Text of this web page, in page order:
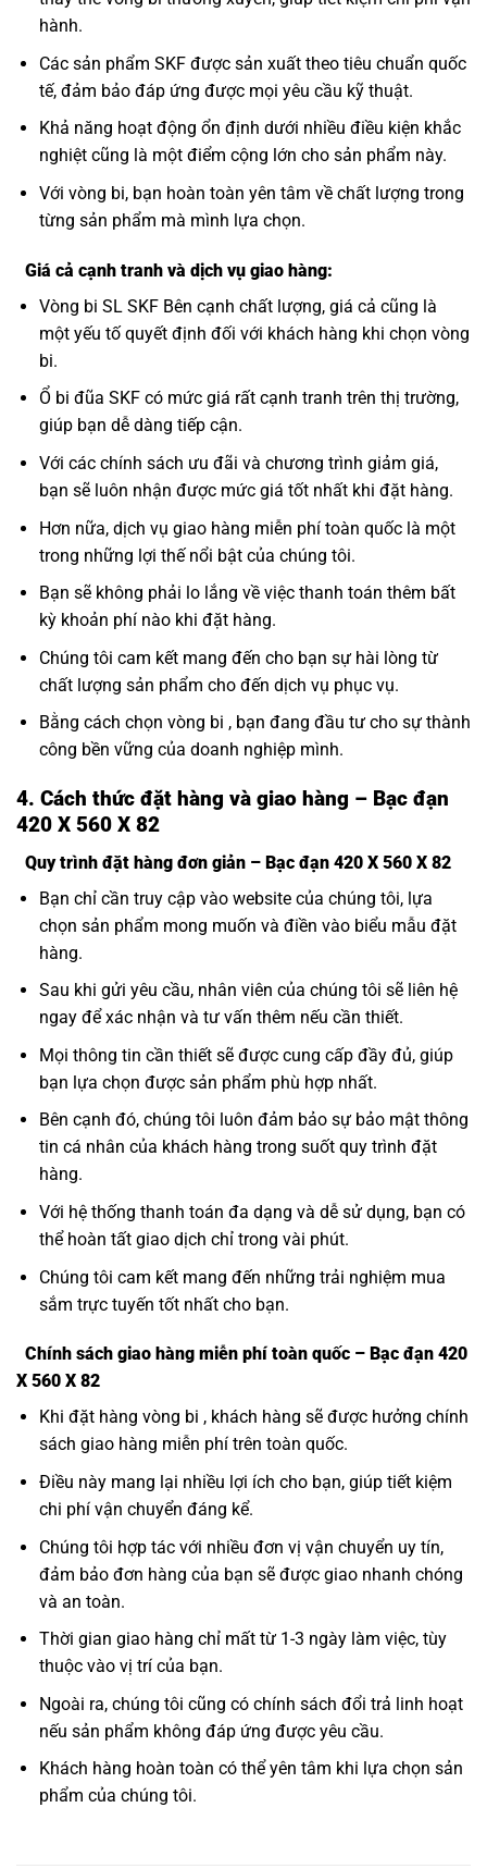
hành.
Các sản phẩm SKF được sản xuất theo tiêu chuẩn quốc
tế, đảm bảo đáp ứng được mọi yêu cầu kỹ thuật.
Khả năng hoạt động ổn định dưới nhiều điều kiện khắc
nghiệt cũng là một điểm cộng lớn cho sản phẩm này.
Với vòng bi, bạn hoàn toàn yên tâm về chất lượng trong
từng sản phẩm mà mình lựa chọn.
Giá cả cạnh tranh và dịch vụ giao hàng:
Vòng bi SL SKF Bên cạnh chất lượng, giá cả cũng là
một yếu tố quyết định đối với khách hàng khi chọn vòng
bi.
Ổ bi đũa SKF có mức giá rất cạnh tranh trên thị trường,
giúp bạn dễ dàng tiếp cận.
Với các chính sách ưu đãi và chương trình giảm giá,
bạn sẽ luôn nhận được mức giá tốt nhất khi đặt hàng.
Hơn nữa, dịch vụ giao hàng miễn phí toàn quốc là một
trong những lợi thế nổi bật của chúng tôi.
Bạn sẽ không phải lo lắng về việc thanh toán thêm bất
kỳ khoản phí nào khi đặt hàng.
Chúng tôi cam kết mang đến cho bạn sự hài lòng từ
chất lượng sản phẩm cho đến dịch vụ phục vụ.
Bằng cách chọn vòng bi , bạn đang đầu tư cho sự thành
công bền vững của doanh nghiệp mình.
4. Cách thức đặt hàng và giao hàng – Bạc đạn
420 X 560 X 82
Quy trình đặt hàng đơn giản – Bạc đạn 420 X 560 X 82
Bạn chỉ cần truy cập vào website của chúng tôi, lựa
chọn sản phẩm mong muốn và điền vào biểu mẫu đặt
hàng.
Sau khi gửi yêu cầu, nhân viên của chúng tôi sẽ liên hệ
ngay để xác nhận và tư vấn thêm nếu cần thiết.
Mọi thông tin cần thiết sẽ được cung cấp đầy đủ, giúp
bạn lựa chọn được sản phẩm phù hợp nhất.
Bên cạnh đó, chúng tôi luôn đảm bảo sự bảo mật thông
tin cá nhân của khách hàng trong suốt quy trình đặt
hàng.
Với hệ thống thanh toán đa dạng và dễ sử dụng, bạn có
thể hoàn tất giao dịch chỉ trong vài phút.
Chúng tôi cam kết mang đến những trải nghiệm mua
sắm trực tuyến tốt nhất cho bạn.
Chính sách giao hàng miễn phí toàn quốc – Bạc đạn 420
X 560 X 82
Khi đặt hàng vòng bi , khách hàng sẽ được hưởng chính
sách giao hàng miễn phí trên toàn quốc.
Điều này mang lại nhiều lợi ích cho bạn, giúp tiết kiệm
chi phí vận chuyển đáng kể.
Chúng tôi hợp tác với nhiều đơn vị vận chuyển uy tín,
đảm bảo đơn hàng của bạn sẽ được giao nhanh chóng
và an toàn.
Thời gian giao hàng chỉ mất từ 1-3 ngày làm việc, tùy
thuộc vào vị trí của bạn.
Ngoài ra, chúng tôi cũng có chính sách đổi trả linh hoạt
nếu sản phẩm không đáp ứng được yêu cầu.
Khách hàng hoàn toàn có thể yên tâm khi lựa chọn sản
phẩm của chúng tôi.